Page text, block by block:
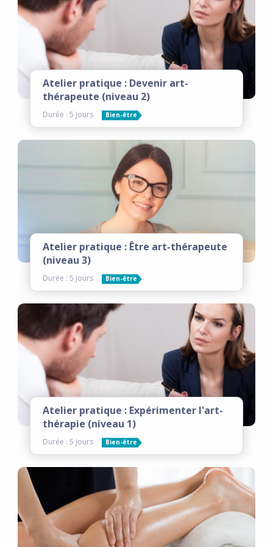
Atelier pratique : Devenir art-
thérapeute (niveau 2)
Durée : 5 jours Bien-être
Atelier pratique : Être art-thérapeute
(niveau 3)
Durée : 5 jours Bien-être
Atelier pratique : Expérimenter l'art-
thérapie (niveau 1)
Durée : 5 jours Bien-être